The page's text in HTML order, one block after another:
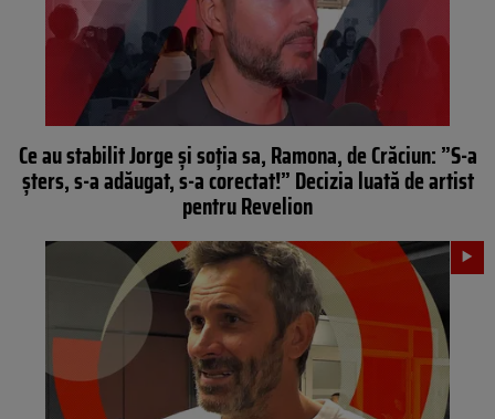
Ce au stabilit Jorge și soția sa, Ramona, de Crăciun: ”S-a
șters, s-a adăugat, s-a corectat!” Decizia luată de artist
pentru Revelion